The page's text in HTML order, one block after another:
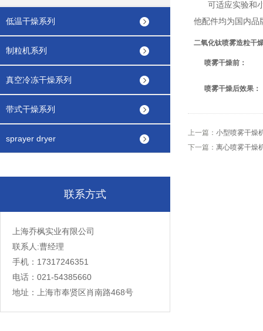
低温干燥系列
制粒机系列
真空冷冻干燥系列
带式干燥系列
sprayer dryer
联系方式
上海乔枫实业有限公司
联系人:曹经理
手机：17317246351
电话：021-54385660
地址：上海市奉贤区肖南路468号
可适应实验和
他配件均为国内品
二氧化钛喷雾造粒干
喷雾干燥前：
喷雾干燥后效果：
上一篇： 小型喷雾干燥
下一篇： 离心喷雾干燥